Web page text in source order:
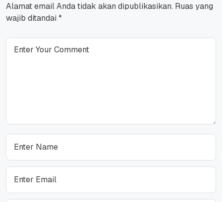
Alamat email Anda tidak akan dipublikasikan. Ruas yang
wajib ditandai *